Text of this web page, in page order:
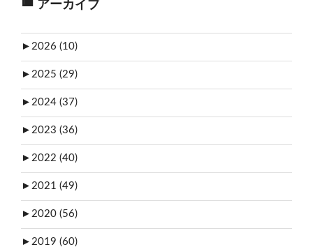
アーカイブ
► 2026 (10)
► 2025 (29)
► 2024 (37)
► 2023 (36)
► 2022 (40)
► 2021 (49)
► 2020 (56)
► 2019 (60)